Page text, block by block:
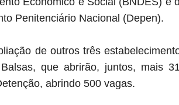
Penitenciário Nacional (Depen).
de outros três
que abrirão, juntos, mais
abrindo 500 vagas.